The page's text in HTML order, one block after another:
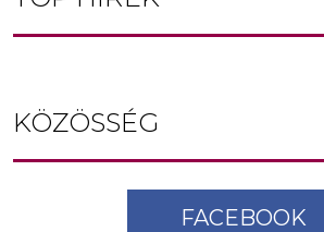
KÖZÖSSÉG
FACEBOOK